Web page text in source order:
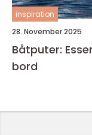
inspiration
28. November 2025
Båtputer:
bord